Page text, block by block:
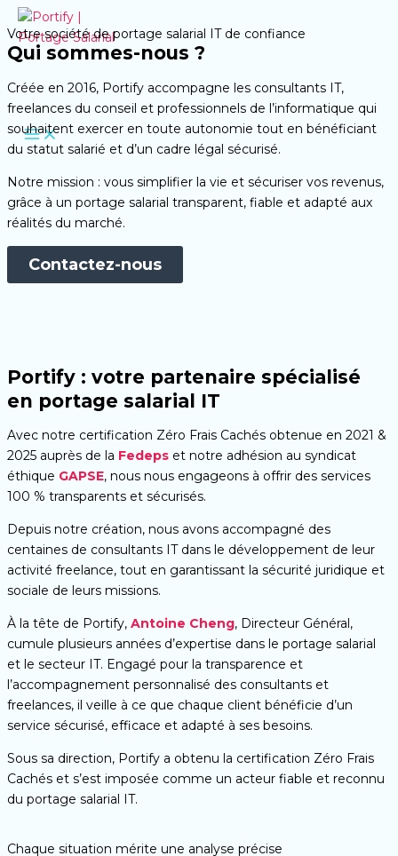
Aller
au
contenu
Votre société de portage salarial IT de confiance
Qui sommes-nous ?
Créée en 2016, Portify accompagne les consultants IT,
freelances du conseil et professionnels de l’informatique qui
souhaitent exercer en toute autonomie tout en bénéficiant
du statut salarié et d’un cadre légal sécurisé.
Notre mission : vous simplifier la vie et sécuriser vos revenus,
grâce à un portage salarial transparent, fiable et adapté aux
réalités du marché.
Contactez-nous
Portify : votre partenaire spécialisé
en portage salarial IT
Avec notre certification Zéro Frais Cachés obtenue en 2021 &
2025 auprès de la Fedeps et notre adhésion au syndicat
éthique GAPSE, nous nous engageons à offrir des services
100 % transparents et sécurisés.
Depuis notre création, nous avons accompagné des
centaines de consultants IT dans le développement de leur
activité freelance, tout en garantissant la sécurité juridique et
sociale de leurs missions.
À la tête de Portify, Antoine Cheng, Directeur Général,
cumule plusieurs années d’expertise dans le portage salarial
et le secteur IT. Engagé pour la transparence et
l’accompagnement personnalisé des consultants et
freelances, il veille à ce que chaque client bénéficie d’un
service sécurisé, efficace et adapté à ses besoins.
Sous sa direction, Portify a obtenu la certification Zéro Frais
Cachés et s’est imposée comme un acteur fiable et reconnu
du portage salarial IT.
Chaque situation mérite une analyse précise